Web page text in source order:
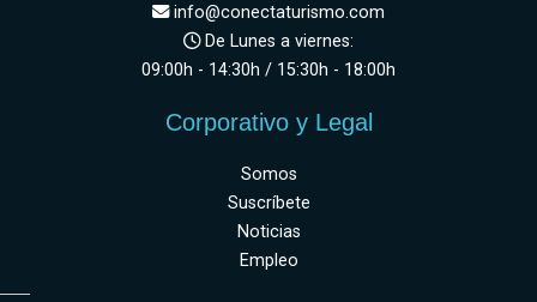
info@conectaturismo.com
De Lunes a viernes:
09:00h - 14:30h / 15:30h - 18:00h
Corporativo y Legal
Somos
Suscríbete
Noticias
Empleo